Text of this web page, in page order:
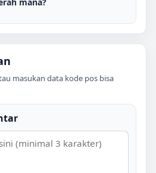
masukan data kode pos bisa